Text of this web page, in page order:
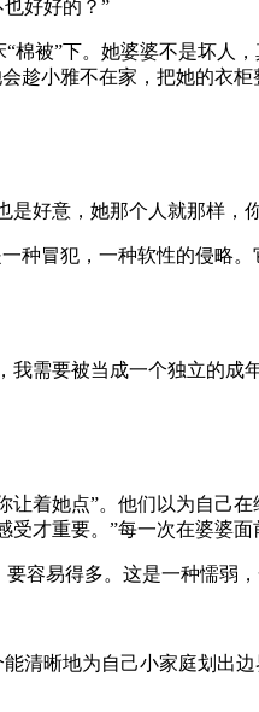
好好的？”
被”下。她婆婆不是坏人
小雅不在家，把她的衣柜
是好意，她那个人就那样，
种冒犯，一种软性的侵略
需要被当成一个独立的
着她点”。他们以为自己
才重要。”每一次在婆婆
容易得多。这是一种懦弱，
清晰地为自己小家庭划出